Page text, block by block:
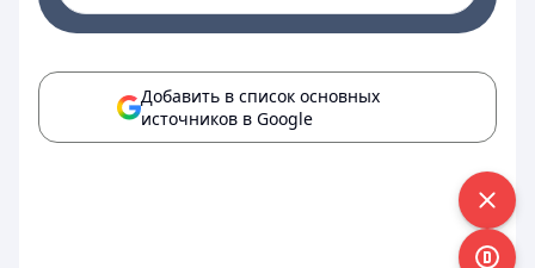
Добавить в список основных
источников в Google